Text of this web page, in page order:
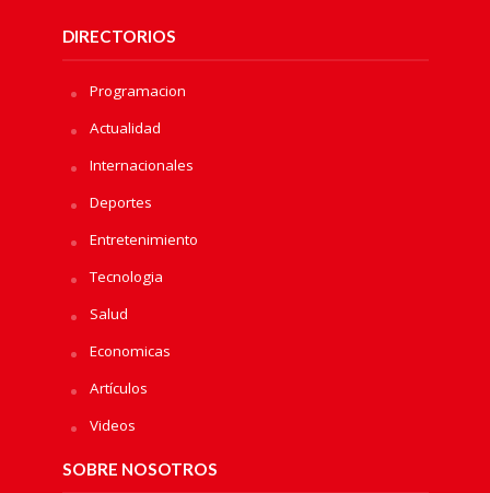
DIRECTORIOS
Programacion
Actualidad
Internacionales
Deportes
Entretenimiento
Tecnologia
Salud
Economicas
Artículos
Videos
SOBRE NOSOTROS